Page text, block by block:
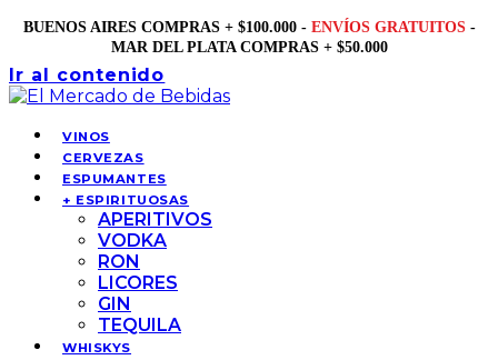
BUENOS AIRES COMPRAS + $100.000 - ENVÍOS GRATUITOS -
MAR DEL PLATA COMPRAS + $50.000
Ir al contenido
VINOS
CERVEZAS
ESPUMANTES
+ ESPIRITUOSAS
APERITIVOS
VODKA
RON
LICORES
GIN
TEQUILA
WHISKYS